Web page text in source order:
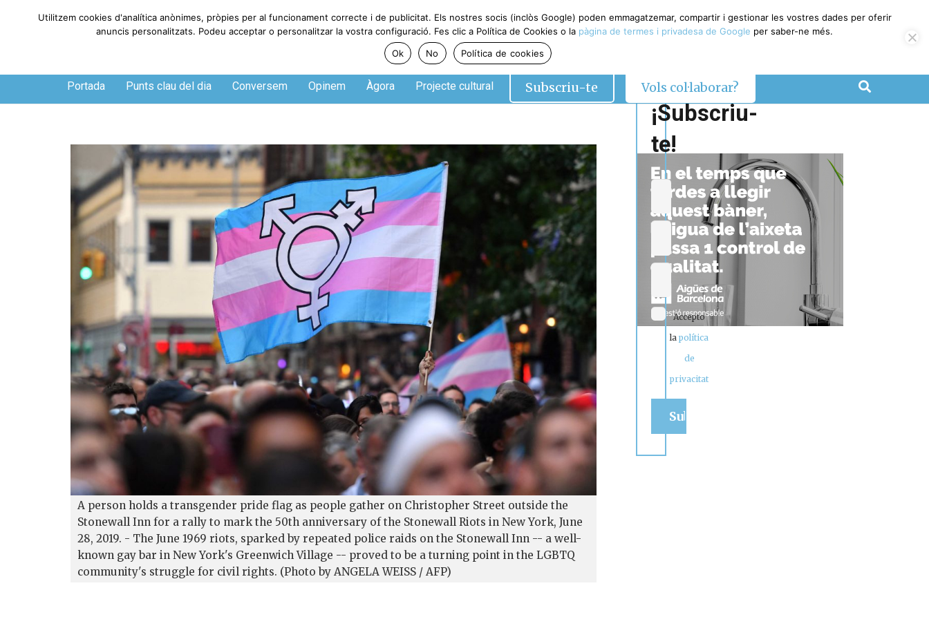
Dissabte, 8 de agosto de 2026
Portada Punts clau del dia Conversem Opinem Àgora Projecte cultural Subscriu-te Vols col·laborar?
A person holds a transgender pride flag as people gather on Christopher Street outside the
Stonewall Inn for a rally to mark the 50th anniversary of the Stonewall Riots in New York, June
28, 2019. - The June 1969 riots, sparked by repeated police raids on the Stonewall Inn -- a well-
known gay bar in New York's Greenwich Village -- proved to be a turning point in the LGBTQ
community's struggle for civil rights. (Photo by ANGELA WEISS / AFP)
¡Subscriu-
te!
Accepto
lapolítica
de
privacitat
Utilitzem cookies d'analítica anònimes, pròpies per al funcionament correcte i de publicitat. Els nostres socis (inclòs Google) poden emmagatzemar, compartir i gestionar les vostres dades per oferir
anuncis personalitzats. Podeu acceptar o personalitzar la vostra configuració. Fes clic a Política de Cookies o la pàgina de termes i privadesa de Google per saber-ne més.
Ok
No Política de cookies